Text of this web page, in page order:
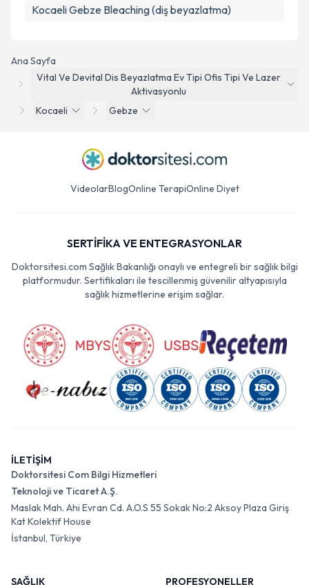
Ana Sayfa
Vital Ve Devital Dis Beyazlatma Ev Tipi Ofis Tipi Ve Lazer
Aktivasyonlu
Kocaeli
Gebze
Kocaeli Gebze Bleaching (diş beyazlatma)
VideolarBlogOnline TerapiOnline Diyet
SERTİFİKA VE ENTEGRASYONLAR
Doktorsitesi.com Sağlık Bakanlığı onaylı ve entegreli bir sağlık bilgi
platformudur. Sertifikaları ile tescillenmiş güvenilir altyapısıyla
sağlık hizmetlerine erişim sağlar.
İLETİŞİM
Doktorsitesi Com Bilgi Hizmetleri
Teknoloji ve Ticaret A.Ş.
Maslak Mah. Ahi Evran Cd. A.O.S 55 Sokak No:2 Aksoy Plaza Giriş
Kat Kolektif House
İstanbul, Türkiye
SAĞLIK
PROFESYONELLER